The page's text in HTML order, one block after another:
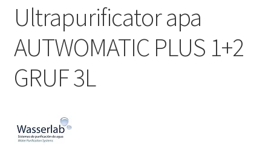
Ultrapurificator apa
AUTWOMATIC PLUS 1+2
GRUF 3L